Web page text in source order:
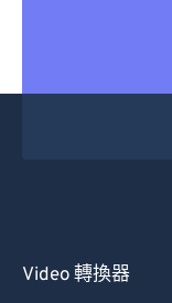
Video 轉換器